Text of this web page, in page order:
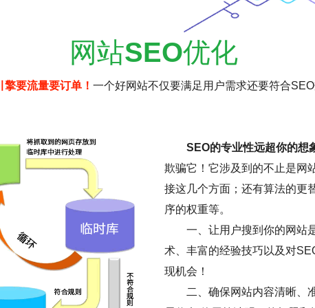
网站SEO优化
擎要流量要订单！ 一个好网站不仅要满足用户需求还要符合SEO
SEO的专业性远超你的想
欺骗它！它涉及到的不止是网
接这几个方面；还有算法的更
序的权重等。
一、让用户搜到你的网站
术、丰富的经验技巧以及对
现机会！
二、确保网站内容清晰、